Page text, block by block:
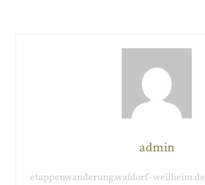
admin
etappenwanderung.waldorf-weilheim.de